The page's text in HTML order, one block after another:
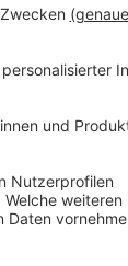
in